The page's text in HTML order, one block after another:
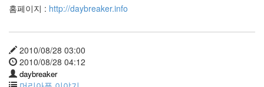
홈페이지 : http://daybreaker.info
2010/08/28 03:00
2010/08/28 04:12
daybreaker